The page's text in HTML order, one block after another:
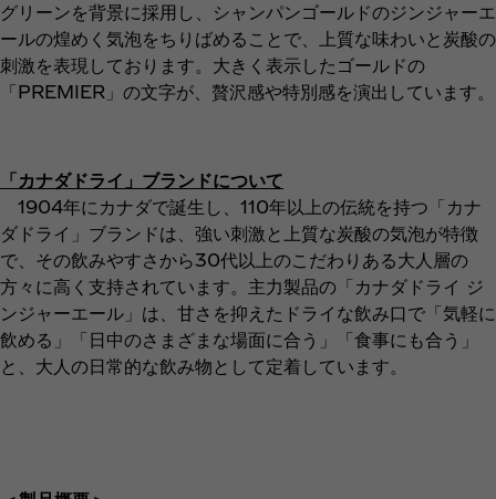
グリーンを背景に採用し、シャンパンゴールドのジンジャーエ
ールの煌めく気泡をちりばめることで、上質な味わいと炭酸の
刺激を表現しております。大きく表示したゴールドの
「PREMIER」の文字が、贅沢感や特別感を演出しています。
「カナダドライ」ブランドについて
1904年にカナダで誕生し、110年以上の伝統を持つ「カナ
ダドライ」ブランドは、強い刺激と上質な炭酸の気泡が特徴
で、その飲みやすさから30代以上のこだわりある大人層の
方々に高く支持されています。主力製品の「カナダドライ ジ
ンジャーエール」は、甘さを抑えたドライな飲み口で「気軽に
飲める」「日中のさまざまな場面に合う」「食事にも合う」
と、大人の日常的な飲み物として定着しています。